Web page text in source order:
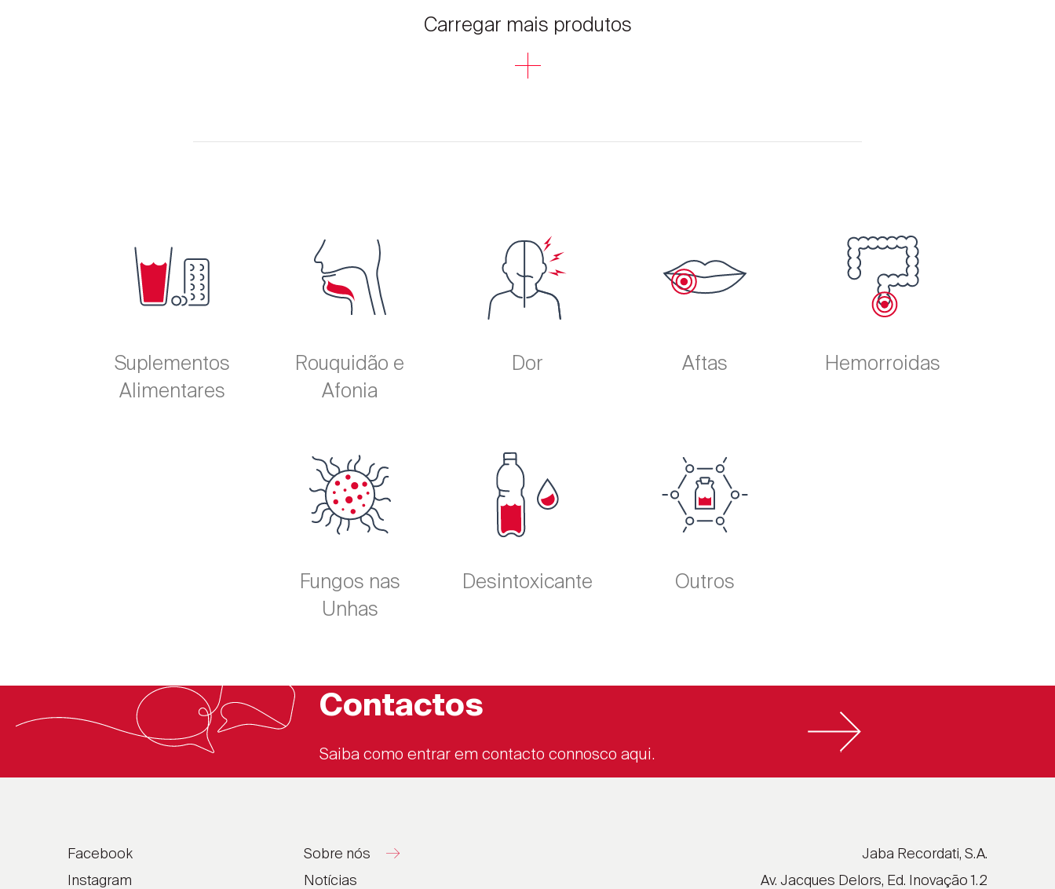
Carregar mais produtos
Suplementos
Alimentares
Rouquidão e
Afonia
Dor Aftas Hemorroidas
Fungos nas
Unhas
Desintoxicante Outros
Contactos
Saiba como entrar em contacto connosco aqui.
Facebook
Instagram
Sobre nós
Notícias
Jaba Recordati, S.A.
Av. Jacques Delors, Ed. Inovação 1.2